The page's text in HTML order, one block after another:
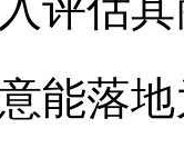
能落